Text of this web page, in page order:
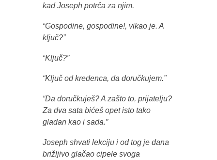
kad Joseph potrča za njim.
“Gospodine, gospodine!, vikao je. A
ključ?”
“Ključ?”
“Ključ od kredenca, da doručkujem.”
“Da doručkuješ? A zašto to, prijatelju?
Za dva sata bićeš opet isto tako
gladan kao i sada.”
Joseph shvati lekciju i od tog je dana
brižljivo glačao cipele svoga